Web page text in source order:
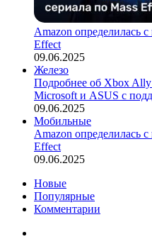
Amazon определилась
Effect
09.06.2025
Железо
Подробнее об Xbox
Microsoft и ASUS с
09.06.2025
Мобильные
Amazon определилась
Effect
09.06.2025
Новые
Популярные
Комментарии